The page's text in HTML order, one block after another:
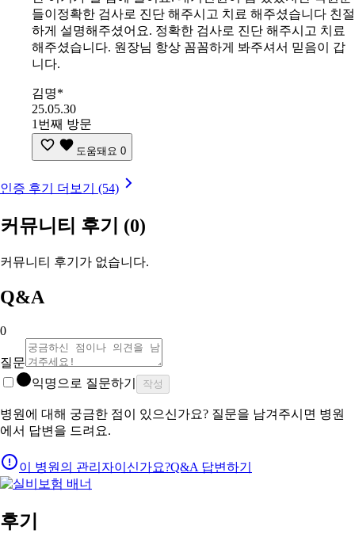
들이정확한 검사로 진단 해주시고 치료 해주셨습니다 친절
하게 설명해주셨어요. 정확한 검사로 진단 해주시고 치료
해주셨습니다. 원장님 항상 꼼꼼하게 봐주셔서 믿음이 갑
니다.
김명*
25.05.30
1번째 방문
도움돼요 0
인증 후기 더보기 (54)
커뮤니티 후기 (0)
커뮤니티 후기가 없습니다.
Q&A
0
질문
익명으로 질문하기
작성
병원에 대해 궁금한 점이 있으신가요? 질문을 남겨주시면 병원
에서 답변을 드려요.
이 병원의 관리자이신가요?Q&A 답변하기
후기